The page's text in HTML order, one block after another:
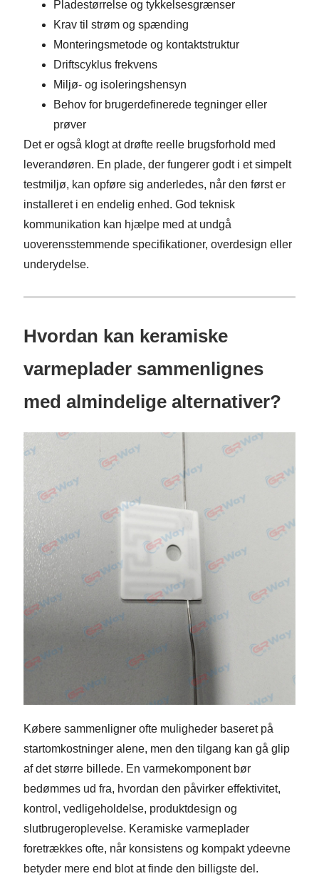
Pladestørrelse og tykkelsesgrænser
Krav til strøm og spænding
Monteringsmetode og kontaktstruktur
Driftscyklus frekvens
Miljø- og isoleringshensyn
Behov for brugerdefinerede tegninger eller
prøver
Det er også klogt at drøfte reelle brugsforhold med
leverandøren. En plade, der fungerer godt i et simpelt
testmiljø, kan opføre sig anderledes, når den først er
installeret i en endelig enhed. God teknisk
kommunikation kan hjælpe med at undgå
uoverensstemmende specifikationer, overdesign eller
underydelse.
Hvordan kan keramiske
varmeplader sammenlignes
med almindelige alternativer?
Købere sammenligner ofte muligheder baseret på
startomkostninger alene, men den tilgang kan gå glip
af det større billede. En varmekomponent bør
bedømmes ud fra, hvordan den påvirker effektivitet,
kontrol, vedligeholdelse, produktdesign og
slutbrugeroplevelse. Keramiske varmeplader
foretrækkes ofte, når konsistens og kompakt ydeevne
betyder mere end blot at finde den billigste del.